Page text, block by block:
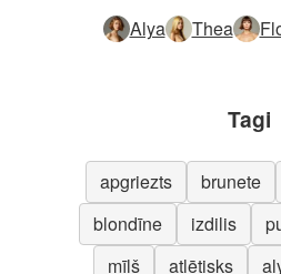
Alya Thea
Tagi
apgriezts brunete
blondīne
izdilis
mīļš
atlētisks